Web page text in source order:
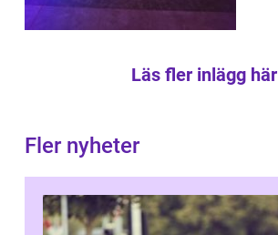
Läs fler inlägg här
Fler nyheter